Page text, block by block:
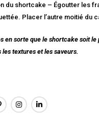
du shortcake – Égoutter les
Placer l’autre moitié du
en sorte que le shortcake soit
textures et les saveurs.